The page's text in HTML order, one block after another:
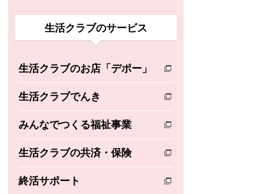
生活クラブのサービス
生活クラブのお店「デポー」
別のウィンドウで開きます。
生活クラブでんき
別のウィンドウで開きます。
みんなでつくる福祉事業
別のウィンドウで開きます。
生活クラブの共済・保険
別のウィンドウで開きます。
終活サポート
別のウィンドウで開きます。